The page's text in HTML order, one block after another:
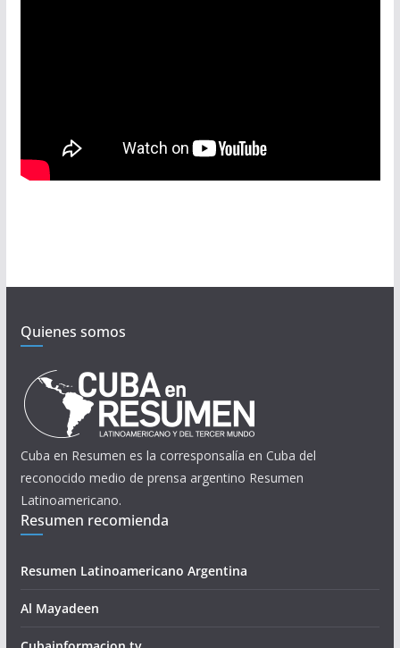
Quienes somos
Cuba en Resumen es la corresponsalía en Cuba del
reconocido medio de prensa argentino Resumen
Latinoamericano.
Resumen recomienda
Resumen Latinoamericano Argentina
Al Mayadeen